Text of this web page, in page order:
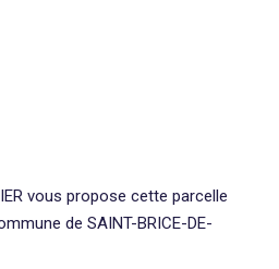
vous propose cette parcelle
de SAINT-BRICE-DE-